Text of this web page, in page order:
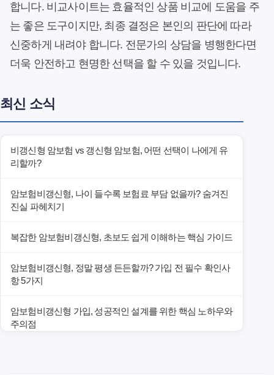
합니다. 비교사이트는 효율적인 상품 비교에 도움을 주
는 좋은 도구이지만, 최종 결정은 본인의 판단에 따라
신중하게 내려야 합니다. 전문가의 상담을 병행한다면
더욱 안전하고 현명한 선택을 할 수 있을 것입니다.
최신 소식
비갱신형 암보험 vs 갱신형 암보험, 어떤 선택이 나에게 유
리할까?
암보험비갱신형, 나이 들수록 보험료 부담 없을까? 숨겨진
진실 파헤치기
복잡한 암보험비갱신형, 초보도 쉽게 이해하는 핵심 가이드
암보험비갱신형, 정말 평생 든든할까? 가입 전 필수 확인사
항 5가지
암보험비갱신형 가입, 성공적인 설계를 위한 핵심 노하우와
주의점